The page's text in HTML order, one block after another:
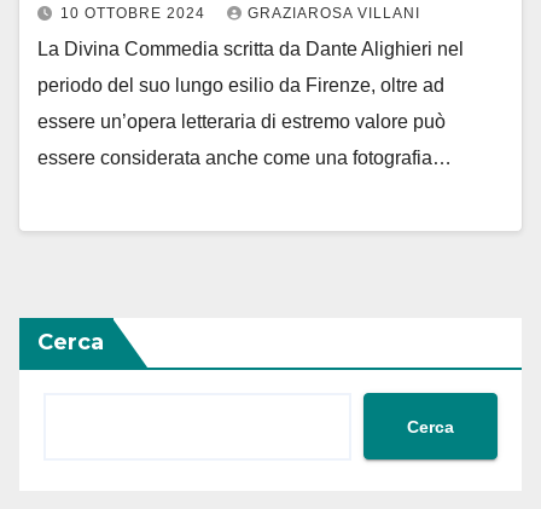
10 OTTOBRE 2024 GRAZIAROSA VILLANI
La Divina Commedia scritta da Dante Alighieri nel
periodo del suo lungo esilio da Firenze, oltre ad
essere un’opera letteraria di estremo valore può
essere considerata anche come una fotografia…
Cerca
Cerca